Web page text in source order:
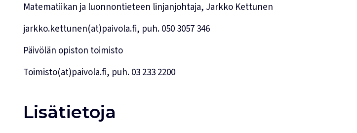
Matematiikan ja luonnontieteen linjanjohtaja, Jarkko Kettunen
jarkko.kettunen(at)paivola.fi, puh. 050 3057 346
Päivölän opiston toimisto
Toimisto(at)paivola.fi, puh. 03 233 2200
Lisätietoja